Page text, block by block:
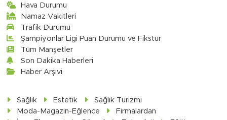
Hava Durumu
Namaz Vakitleri
Trafik Durumu
Şampiyonlar Ligi Puan Durumu ve Fikstür
Tüm Manşetler
Son Dakika Haberleri
Haber Arşivi
Sağlık Estetik
Sağlık Turizmi
Moda-Magazin-Eğlence
Firmalardan